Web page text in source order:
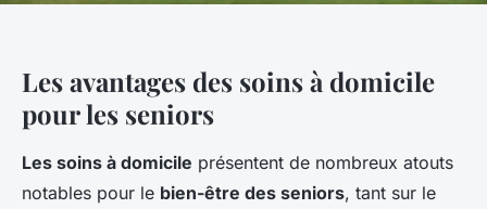
Les avantages des soins à domicile
pour les seniors
Les soins à domicile présentent de nombreux atouts
notables pour le bien-être des seniors, tant sur le